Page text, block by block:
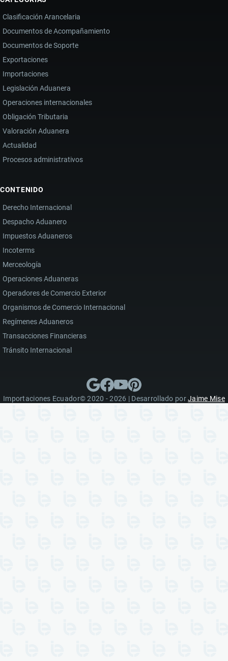
Clasificación Arancelaria
Documentos de Acompañamiento
Documentos de Soporte
Exportaciones
Importaciones
Legislación Aduanera
Operaciones internacionales
Obligación Tributaria
Valoración Aduanera
Actualidad
Procesos administrativos
CONTENIDO
Derecho Internacional
Despacho Aduanero
Impuestos Aduaneros
Incoterms
Merceología
Operaciones Aduaneras
Operadores de Comercio Exterior
Organismos de Comercio Internacional
Regímenes Aduaneros
Transacciones Financieras
Tránsito Internacional
Importaciones Ecuador© 2020 - 2026 | Desarrollado porJaime Mise